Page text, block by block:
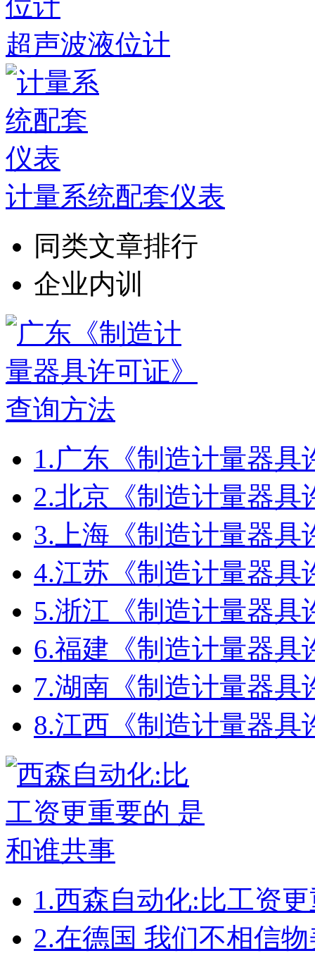
超声波液位计
计量系统配套仪表
同类文章排行
企业内训
1.广东《制造计量器具
2.北京《制造计量器具
3. 上海《制造计量器
4.江苏《制造计量器具
5.浙江《制造计量器具
6.福建《制造计量器具
7.湖南《制造计量器具
8.江西《制造计量器具
1.西森自动化:比工资
2.在德国 我们不相信